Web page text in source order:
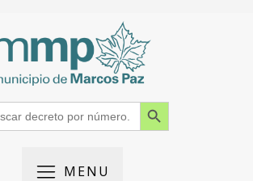
Search Button
MENU